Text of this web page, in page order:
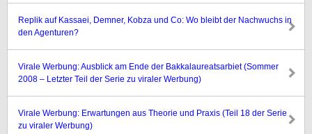
Replik auf Kassaei, Demner, Kobza und Co: Wo bleibt der Nachwuchs in
den Agenturen?
Virale Werbung: Ausblick am Ende der Bakkalaureatsarbiet (Sommer
2008 – Letzter Teil der Serie zu viraler Werbung)
Virale Werbung: Erwartungen aus Theorie und Praxis (Teil 18 der Serie
zu viraler Werbung)